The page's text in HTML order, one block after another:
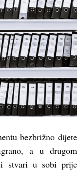
bezbrižno dijete
a u drugom
stvari u sobi prije